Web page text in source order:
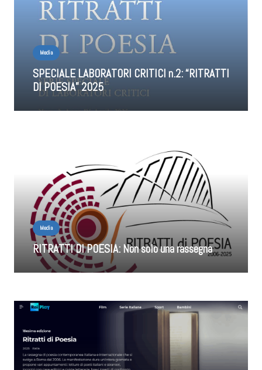
Media
SPECIALE LABORATORI CRITICI n.2: “RITRATTI
DI POESIA” 2025
Media
RITRATTI DI POESIA: Non solo una rassegna